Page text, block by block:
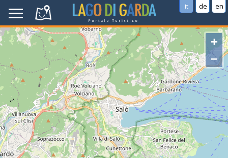
it de en
+
−